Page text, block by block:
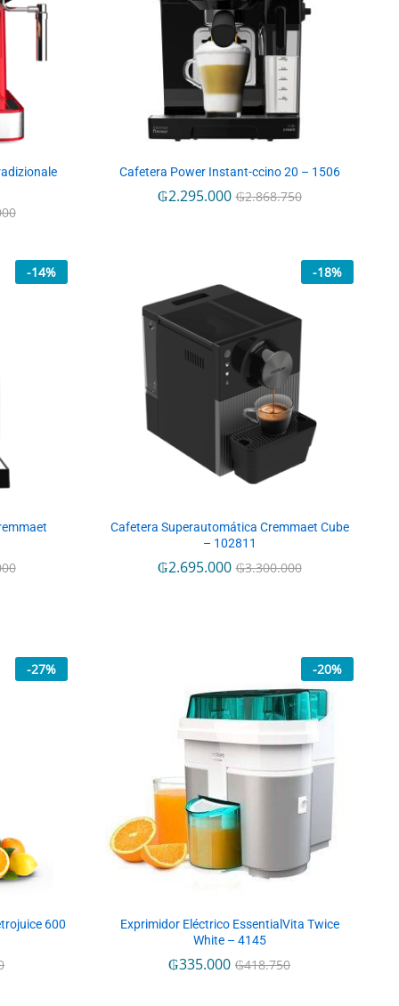
Cafetera Power Instant-ccino 20 – 1506
₲2.295.000 ₲2.868.750
₲2.295.000 ₲2.868.750
-14% -18%
Cafetera Superautomática Cremmaet Cube
– 102811
₲2.695.000 ₲3.300.000
₲2.695.000 ₲3.300.000
-27%
600
-20%
Exprimidor Eléctrico EssentialVita Twice
White – 4145
₲335.000 ₲418.750
₲335.000 ₲418.750